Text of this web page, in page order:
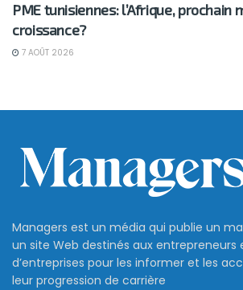
PME tunisiennes: l’Afrique, prochain
croissance?
7 AOÛT 2026
Managers est un média qui publie un
un site Web destinés aux entrepreneurs
d’entreprises pour les informer et les
leur progression de carrière